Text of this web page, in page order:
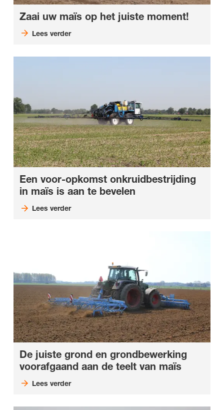
Zaai uw maïs op het juiste moment!
Lees verder
Een voor-opkomst onkruidbestrijding
in maïs is aan te bevelen
Lees verder
De juiste grond en grondbewerking
voorafgaand aan de teelt van maïs
Lees verder